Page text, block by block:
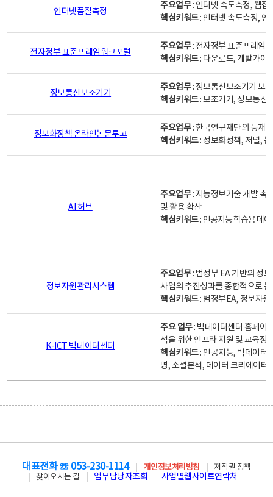
인터넷품질측정
주요업무: 인터넷 속도측정, 웹접
핵심키워드: 인터넷 속도측정, 인
전자정부 표준프레임워크포털
주요업무: 전자정부 표준프레임
핵심키워드: 다운로드, 개발가이
정보통신보조기기
주요업무: 정보통신보조기기 보
핵심키워드: 보조기기, 정보통신
정보화정책 온라인논문투고
주요업무: 한국연구재단의 등재
핵심키워드: 정보화정책, 저널,
AI 허브
주요업무: 지능정보기술 개발 촉
및 활용 확산
핵심키워드: 인공지능 학습용 데
정보자원관리시스템
주요업무: 범정부 EA 기반의 정
사업의 추진성과를 종합적으로
핵심키워드: 범정부EA, 정보자
K-ICT 빅데이터센터
주요 업무: 빅데이터센터 홈페이
석을 위한 인프라 지원 및 교육정
핵심키워드: 인공지능, 빅데이터,
명, 소셜분석, 데이터 크리에이터
대표전화 ☏ 053-230-1114 개인정보처리방침
저작권 정책
찾아오시는 길
업무담당자조회 사업별웹사이트연락처